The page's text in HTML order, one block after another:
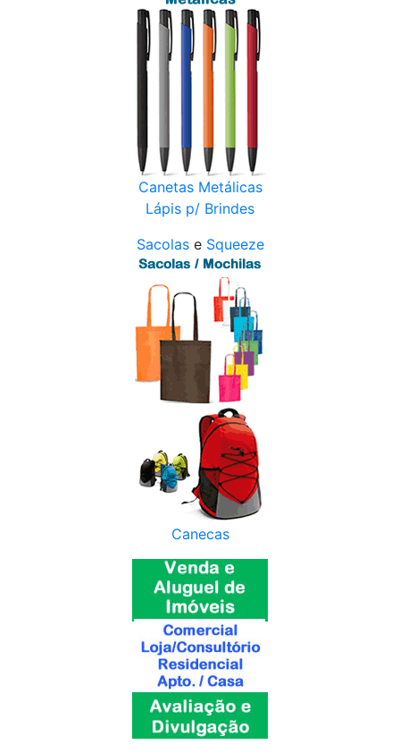
Canetas Metálicas
Lápis p/ Brindes
Sacolase Squeeze
Canecas